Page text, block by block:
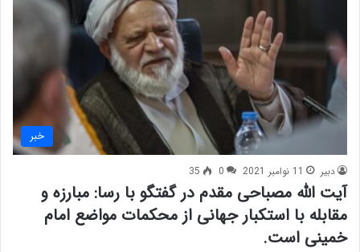
خبر
دبیر 11 نوامبر 2021 0
35
آیت الله مصباحی مقدم در گفتگو با رسا: مبارزه و
مقابله با استکبار جهانی از محکمات مواضع امام
خمینی است.